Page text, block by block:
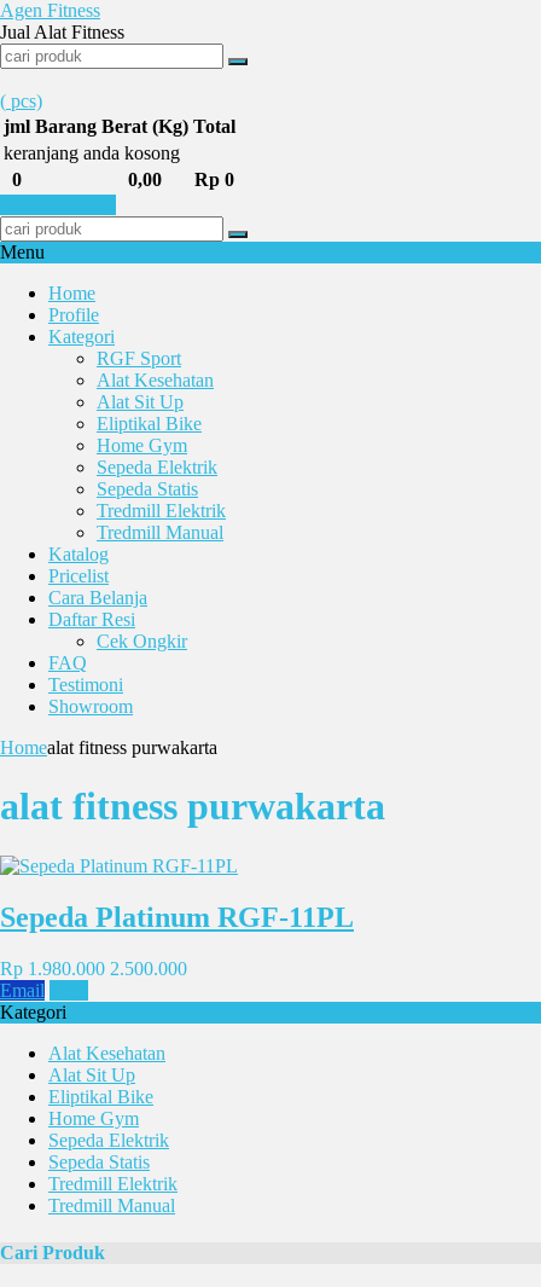
Agen Fitness
Jual Alat Fitness
( pcs)
jml Barang Berat (Kg) Total
keranjang anda kosong
0
0,00
Rp 0
Menu
Home
Profile
Kategori
RGF Sport
Alat Kesehatan
Alat Sit Up
Eliptikal Bike
Home Gym
Sepeda Elektrik
Sepeda Statis
Tredmill Elektrik
Tredmill Manual
Katalog
Pricelist
Cara Belanja
Daftar Resi
Cek Ongkir
FAQ
Testimoni
Showroom
Homealat fitness purwakarta
alat fitness purwakarta
Sepeda Platinum RGF-11PL
Rp 1.980.000 2.500.000
Email
Kategori
Alat Kesehatan
Alat Sit Up
Eliptikal Bike
Home Gym
Sepeda Elektrik
Sepeda Statis
Tredmill Elektrik
Tredmill Manual
Cari Produk